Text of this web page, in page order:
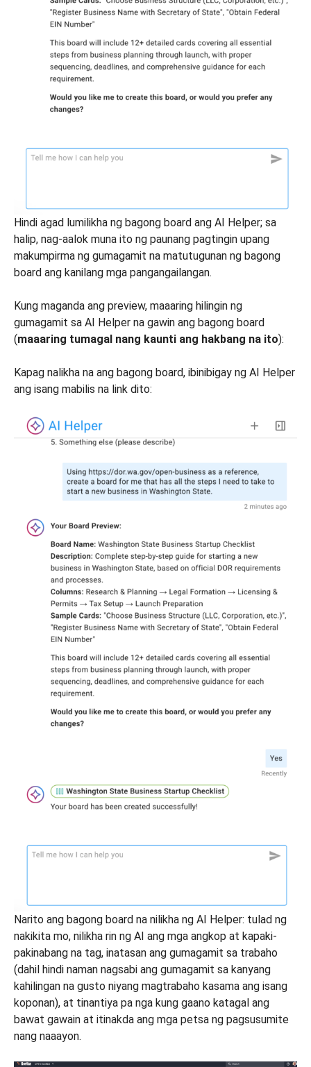
Hindi agad lumilikha ng bagong board ang AI Helper; sa
halip, nag-aalok muna ito ng paunang pagtingin upang
makumpirma ng gumagamit na matutugunan ng bagong
board ang kanilang mga pangangailangan.
Kung maganda ang preview, maaaring hilingin ng
gumagamit sa AI Helper na gawin ang bagong board
(maaaring tumagal nang kaunti ang hakbang na ito):
Kapag nalikha na ang bagong board, ibinibigay ng AI Helper
ang isang mabilis na link dito:
Narito ang bagong board na nilikha ng AI Helper: tulad ng
nakikita mo, nilikha rin ng AI ang mga angkop at kapaki-
pakinabang na tag, inatasan ang gumagamit sa trabaho
(dahil hindi naman nagsabi ang gumagamit sa kanyang
kahilingan na gusto niyang magtrabaho kasama ang isang
koponan), at tinantiya pa nga kung gaano katagal ang
bawat gawain at itinakda ang mga petsa ng pagsusumite
nang naaayon.